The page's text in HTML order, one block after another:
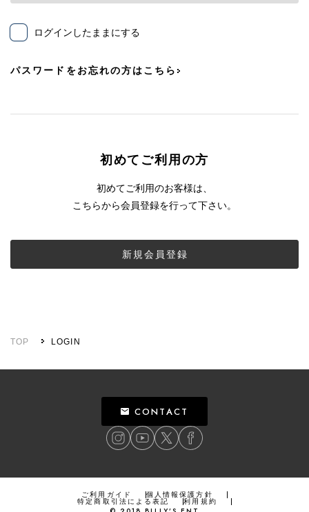
ログインしたままにする
パスワードをお忘れの方はこちら
初めてご利用の方
初めてご利用のお客様は、
こちらから会員登録を行って下さい。
新規会員登録
TOP LOGIN
CONTACT
ご利用ガイド 個人情報保護方針
特定商取引法による表記
利用規約